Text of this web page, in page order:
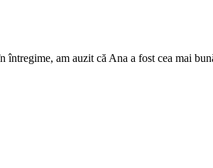
am auzit că Ana a fost cea mai